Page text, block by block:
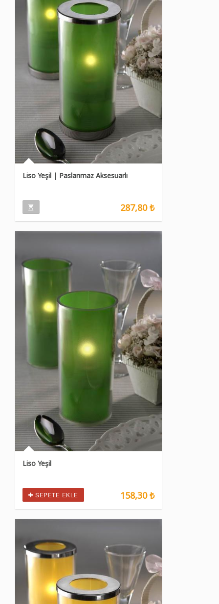
Liso Yeşil | Paslanmaz Aksesuarlı
287,80 ₺
Liso Yeşil
SEPETE EKLE 158,30 ₺